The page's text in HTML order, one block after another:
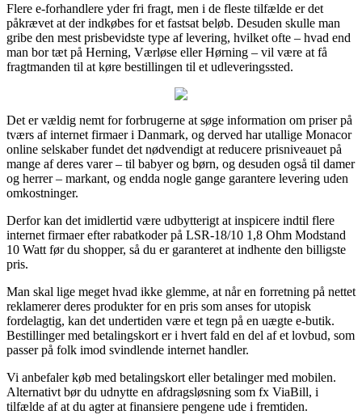
Flere e-forhandlere yder fri fragt, men i de fleste tilfælde er det
påkrævet at der indkøbes for et fastsat beløb. Desuden skulle man
gribe den mest prisbevidste type af levering, hvilket ofte – hvad end
man bor tæt på Herning, Værløse eller Hørning – vil være at få
fragtmanden til at køre bestillingen til et udleveringssted.
Det er vældig nemt for forbrugerne at søge information om priser på
tværs af internet firmaer i Danmark, og derved har utallige Monacor
online selskaber fundet det nødvendigt at reducere prisniveauet på
mange af deres varer – til babyer og børn, og desuden også til damer
og herrer – markant, og endda nogle gange garantere levering uden
omkostninger.
Derfor kan det imidlertid være udbytterigt at inspicere indtil flere
internet firmaer efter rabatkoder på LSR-18/10 1,8 Ohm Modstand
10 Watt før du shopper, så du er garanteret at indhente den billigste
pris.
Man skal lige meget hvad ikke glemme, at når en forretning på nettet
reklamerer deres produkter for en pris som anses for utopisk
fordelagtig, kan det undertiden være et tegn på en uægte e-butik.
Bestillinger med betalingskort er i hvert fald en del af et lovbud, som
passer på folk imod svindlende internet handler.
Vi anbefaler køb med betalingskort eller betalinger med mobilen.
Alternativt bør du udnytte en afdragsløsning som fx ViaBill, i
tilfælde af at du agter at finansiere pengene ude i fremtiden.